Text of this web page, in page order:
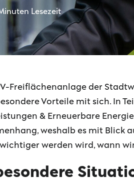
Lesezeit
Freiflächenanlage der
Vorteile mit sich. In
& Erneuerbare
weshalb es mit Blick
werden wird, wann